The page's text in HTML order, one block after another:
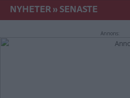
NYHETER»SENASTE
Annons: